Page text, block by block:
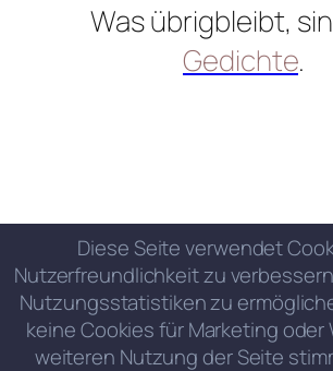
Was übrigbleibt,
Gedichte.
Diese Seite verwendet
Nutzerfreundlichkeit zu
Nutzungsstatistiken zu
keine Cookies für Marketing oder
weiteren Nutzung der Seite